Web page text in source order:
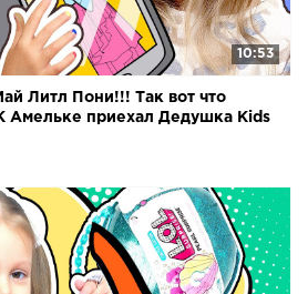
10:53
Литл Пони!!! Так вот что
Амельке приехал Дедушка Kids